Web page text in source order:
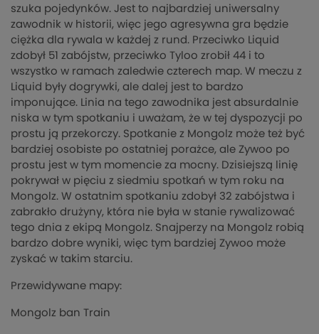
szuka pojedynków. Jest to najbardziej uniwersalny
zawodnik w historii, więc jego agresywna gra będzie
ciężka dla rywala w każdej z rund. Przeciwko Liquid
zdobył 51 zabójstw, przeciwko Tyloo zrobił 44 i to
wszystko w ramach zaledwie czterech map. W meczu z
Liquid były dogrywki, ale dalej jest to bardzo
imponujące. Linia na tego zawodnika jest absurdalnie
niska w tym spotkaniu i uważam, że w tej dyspozycji po
prostu ją przekorczy. Spotkanie z Mongolz może też być
bardziej osobiste po ostatniej porażce, ale Zywoo po
prostu jest w tym momencie za mocny. Dzisiejszą linię
pokrywał w pięciu z siedmiu spotkań w tym roku na
Mongolz. W ostatnim spotkaniu zdobył 32 zabójstwa i
zabrakło drużyny, która nie była w stanie rywalizować
tego dnia z ekipą Mongolz. Snajperzy na Mongolz robią
bardzo dobre wyniki, więc tym bardziej Zywoo może
zyskać w takim starciu.
Przewidywane mapy:
Mongolz ban Train